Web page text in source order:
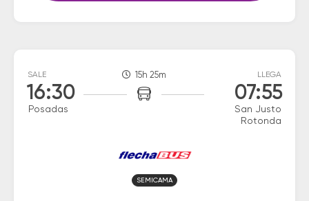
SALE
16:30
Posadas
15h 25m LLEGA
07:55
San Justo
Rotonda
SEMICAMA